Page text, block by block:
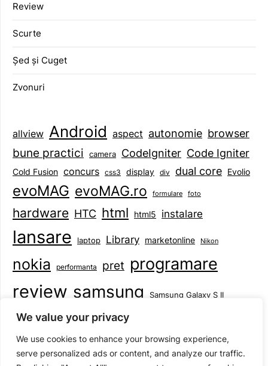
We value your privacy
We use cookies to enhance your browsing experience,
serve personalized ads or content, and analyze our traffic.
Review
Scurte
Șed și Cuget
Zvonuri
allview Android aspect autonomie browser
bune practici camera CodeIgniter Code Igniter
Cold Fusion concurs css3 display div dual core Evolio
evoMAG evoMAG.ro formulare foto
hardware HTC html html5 instalare
lansare laptop Library marketonline Nikon
nokia performanta pret programare
review samsung Samsung Galaxy S II
smartphone specificatii standarde